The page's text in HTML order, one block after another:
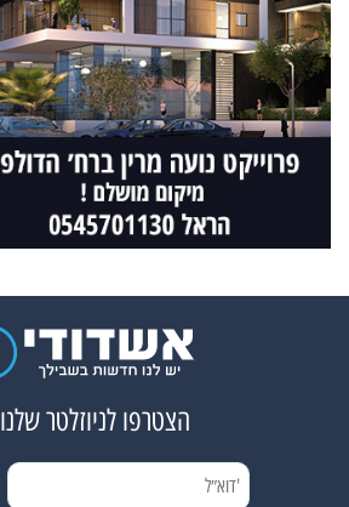
הצטרפו לניוזלטר שלנו